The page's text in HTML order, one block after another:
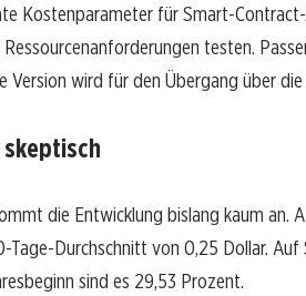
Kostenparameter für Smart-
testen.
Version wird für den Übergang über
die Entwicklung bislang kaum
Durchschnitt von 0,25 Dollar. Auf
sind es 29,53 Prozent.